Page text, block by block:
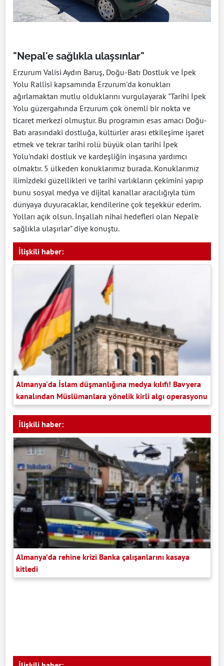
"Nepal'e sağlıkla ulaşsınlar"
Erzurum Valisi Aydın Baruş, Doğu-Batı Dostluk ve İpek
Yolu Rallisi kapsamında Erzurum'da konukları
ağırlamaktan mutlu olduklarını vurgulayarak "Tarihi İpek
Yolu güzergahında Erzurum çok önemli bir nokta ve
ticaret merkezi olmuştur. Bu programın esas amacı Doğu-
Batı arasındaki dostluğa, kültürler arası etkileşime işaret
etmek ve tekrar tarihi rolü büyük olan tarihi İpek
Yolu'ndaki dostluk ve kardeşliğin inşasına yardımcı
olmaktır. 5 ülkeden konuklarımız burada. Konuklarımız
ilimizdeki güzellikleri ve tarihi varlıkların çekimini yapıp
bunu sosyal medya ve dijital kanallar aracılığıyla tüm
dünyaya duyuracaklar, kendilerine çok teşekkür ederim.
Yolları açık olsun. İnşallah nihai hedefleri olan Nepal'e
sağlıkla ulaşırlar" diye konuştu.
İlişkili haber:
Almanya'da İslam düşmanlığına medya kılıfı! Bavyera
kanalından Müslümanlara yönelik kirli algı operasyonu
İlişkili haber:
Almanya’da rehine krizi Banka çalışanlarını kasaya
kitledi